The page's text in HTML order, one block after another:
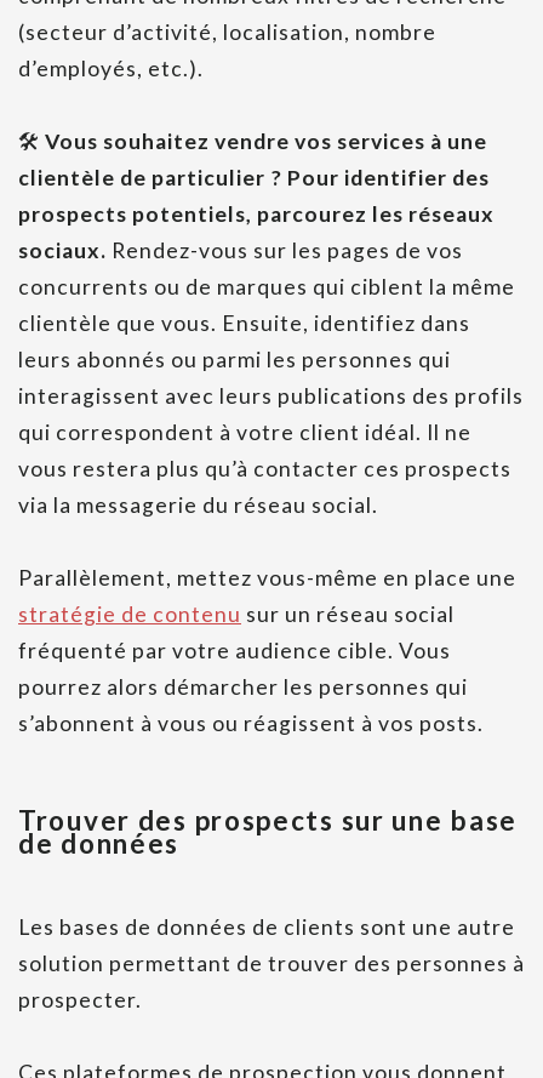
(secteur d’activité, localisation, nombre
d’employés, etc.).
🛠 Vous souhaitez vendre vos services à une
clientèle de particulier ? Pour identifier des
prospects potentiels, parcourez les réseaux
sociaux. Rendez-vous sur les pages de vos
concurrents ou de marques qui ciblent la même
clientèle que vous. Ensuite, identifiez dans
leurs abonnés ou parmi les personnes qui
interagissent avec leurs publications des profils
qui correspondent à votre client idéal. Il ne
vous restera plus qu’à contacter ces prospects
via la messagerie du réseau social.
Parallèlement, mettez vous-même en place une
stratégie de contenu sur un réseau social
fréquenté par votre audience cible. Vous
pourrez alors démarcher les personnes qui
s’abonnent à vous ou réagissent à vos posts.
Trouver des prospects sur une base
de données
Les bases de données de clients sont une autre
solution permettant de trouver des personnes à
prospecter.
Ces plateformes de prospection vous donnent